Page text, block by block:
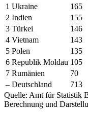
1 Ukraine 165
2 Indien 155
3 Türkei 146
4 Vietnam 143
5 Polen 135
6 Republik Moldau 105
7 Rumänien 70
– Deutschland 713
Quelle: Amt für Statistik
Berechnung und